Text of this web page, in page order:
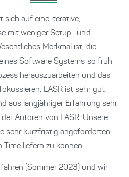
sich auf eine iterative,
mit weniger Setup- und
Merkmal ist, die
Software Systems so früh
herauszuarbeiten und das
LASR ist sehr gut
aus langjähriger Erfahrung sehr
Autoren von LASR. Unsere
sehr kurzfristig angeforderten
Time liefern zu können.
(Sommer 2023) und wir